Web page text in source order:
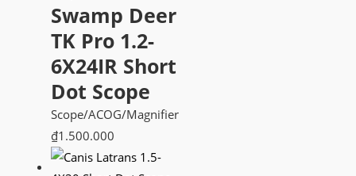
Swamp Deer
TK Pro 1.2-
6X24IR Short
Dot Scope
Scope/ACOG/Magnifier
₫1.500.000